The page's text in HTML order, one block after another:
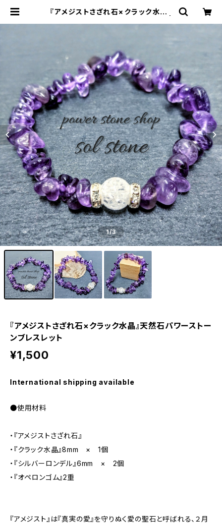
『アメジストさざれ石×クラック水晶』
1/3
『アメジストさざれ石×クラック水晶』天然石パワーストー
ンブレスレット
¥1,500
International shipping available
●使用材料
・『アメジストさざれ石』
・『クラック水晶』8mm × 1個
・『シルバーロンデル』6mm × 2個
・『オペロンゴム』2重
『アメジスト』は『真実の愛』を守りぬく愛の聖石と呼ばれる、２月